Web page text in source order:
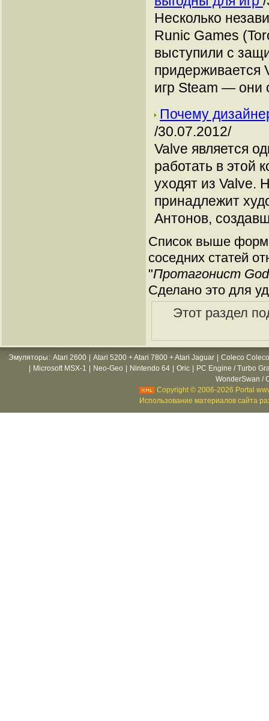
Несколько
Runic Games
выступили с
придерживается
игр Steam — они
Почему
/30.07.2012/
Valve является
работать в этой
уходят из Valve.
принадлежит
Антонов,
Список выше
соседних статей
"Протагонист
Сделано это для
Этот раздел
Эмуляторы : Atari 2600 Atari 5200 + Atari 7800 + Atari Jaguar
Coleco
Microsoft MSX-1 Neo-Geo Nintendo 64 Oric
PC Engine / Turbo
WonderSwan /
Copyright © 2006-2026 Portal
Использование материалов сайта